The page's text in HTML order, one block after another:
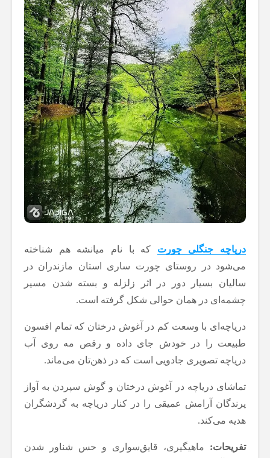
دریاچه جنگلی چورت که با نام میانشه هم شناخته
می‌شود در روستای چورت ساری استان مازندران در
سالیان بسیار دور در اثر زلزله و بسته شدن مسیر
چشمه‌ای در همان حوالی شکل گرفته است.
دریاچه‌ای با وسعت کم در آغوش درختان که تمام افسون
طبیعت را در خودش جای داده و رقص مه روی آب
دریاچه تصویری جادویی است که در ذهن‌تان می‌ماند.
تماشای دریاچه در آغوش درختان و گوش سپردن به آواز
پرندگان آرامش عمیقی را در کنار دریاچه به گردشگران
هدیه می‌کند.
تفریحات: ماهیگیری، قایق‌سواری و حس شناور شدن